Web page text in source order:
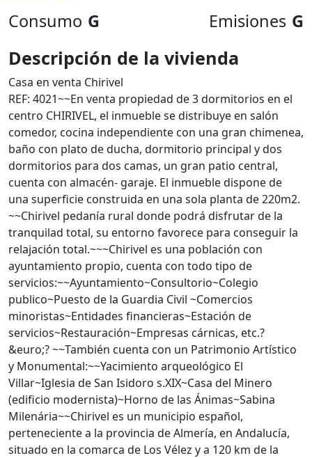
Consumo G Emisiones G
Descripción de la vivienda
Casa en venta Chirivel
REF: 4021~~En venta propiedad de 3 dormitorios en el
centro CHIRIVEL, el inmueble se distribuye en salón
comedor, cocina independiente con una gran chimenea,
baño con plato de ducha, dormitorio principal y dos
dormitorios para dos camas, un gran patio central,
cuenta con almacén- garaje. El inmueble dispone de
una superficie construida en una sola planta de 220m2.
~~Chirivel pedanía rural donde podrá disfrutar de la
tranquilad total, su entorno favorece para conseguir la
relajación total.~~~Chirivel es una población con
ayuntamiento propio, cuenta con todo tipo de
servicios:~~Ayuntamiento~Consultorio~Colegio
publico~Puesto de la Guardia Civil ~Comercios
minoristas~Entidades financieras~Estación de
servicios~Restauración~Empresas cárnicas, etc.?
&euro;? ~~También cuenta con un Patrimonio Artístico
y Monumental:~~Yacimiento arqueológico El
Villar~Iglesia de San Isidoro s.XIX~Casa del Minero
(edificio modernista)~Horno de las Ánimas~Sabina
Milenária~~Chirivel es un municipio español,
perteneciente a la provincia de Almería, en Andalucía,
situado en la comarca de Los Vélez y a 120 km de la